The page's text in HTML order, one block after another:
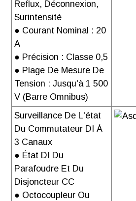
Reflux, Déconnexion,
Surintensité
● Courant Nominal : 20
A
● Précision : Classe 0,5
● Plage De Mesure De
Tension : Jusqu'à 1 500
V (barre Omnibus)
Surveillance De L'état
Du Commutateur DI À
3 Canaux
● État DI Du
Parafoudre Et Du
Disjoncteur CC
● Octocoupleur Ou